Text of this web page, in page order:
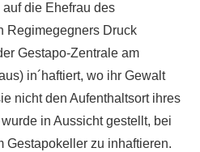
die Ehefrau des
Regimegegners Druck
Gestapo-Zentrale am
in´haftiert, wo ihr Gewalt
nicht den Aufenthaltsort ihres
in Aussicht gestellt, bei
Gestapokeller zu inhaftieren.